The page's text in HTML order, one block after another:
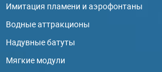
Имитация пламени и аэрофонтаны
Водные аттракционы
Надувные батуты
Мягкие модули